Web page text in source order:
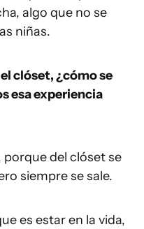
algo que no se
niñas.
clóset, ¿cómo se
esa experiencia
porque del clóset se
siempre se sale.
es estar en la vida,